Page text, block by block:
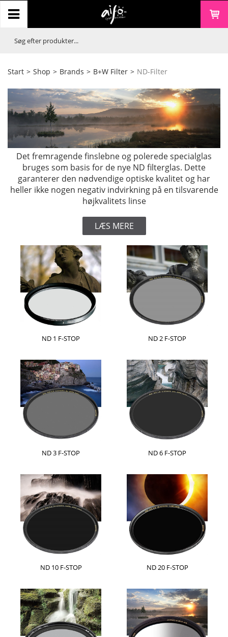
Start > Shop > Brands > B+W Filter > ND-Filter
Det fremragende finslebne og polerede specialglas
bruges som basis for de nye ND filterglas. Dette
garanterer den nødvendige optiske kvalitet og har
heller ikke nogen negativ indvirkning på en tilsvarende
højkvalitets linse
LÆS MERE
ND 1 F-STOP ND 2 F-STOP
ND 3 F-STOP ND 6 F-STOP
ND 10 F-STOP ND 20 F-STOP